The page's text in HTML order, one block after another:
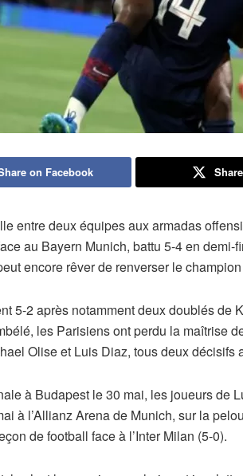
on Facebook
entre deux équipes aux armadas
au Bayern Munich, battu 5-4 en demi-
encore rêver de renverser le champion
5-2 après notamment deux doublés de
les Parisiens ont perdu la maîtrise
Olise et Luis Diaz, tous deux décisifs
à Budapest le 30 mai, les joueurs de
à l’Allianz Arena de Munich, sur la
de football face à l’Inter Milan (5-0).